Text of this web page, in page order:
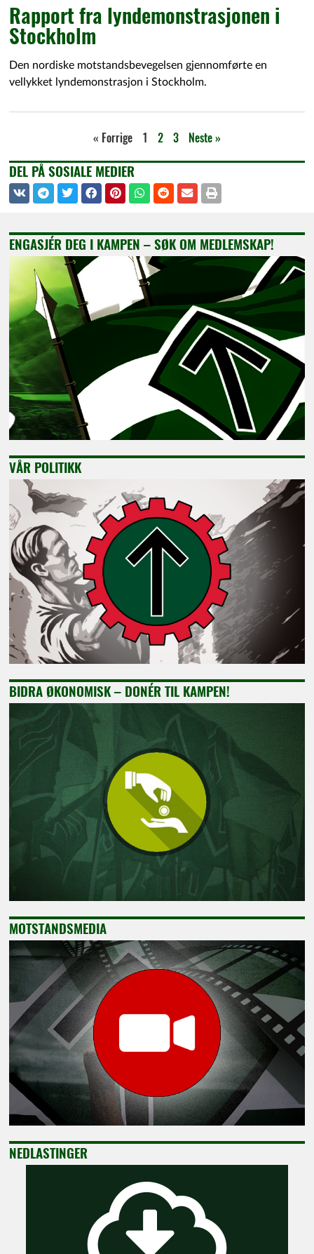
Rapport fra lyndemonstrasjonen i
Stockholm
Den nordiske motstandsbevegelsen gjennomførte en
vellykket lyndemonstrasjon i Stockholm.
« Forrige 1 2 3 Neste »
DEL PÅ SOSIALE MEDIER
ENGASJÉR DEG I KAMPEN – SØK OM MEDLEMSKAP!
VÅR POLITIKK
BIDRA ØKONOMISK – DONÉR TIL KAMPEN!
MOTSTANDSMEDIA
NEDLASTINGER